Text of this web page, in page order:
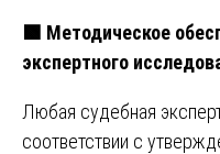
🟩 Методическое
экспертного
Любая судебная
соответствии с